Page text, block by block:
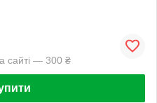
сайті — 300 ₴